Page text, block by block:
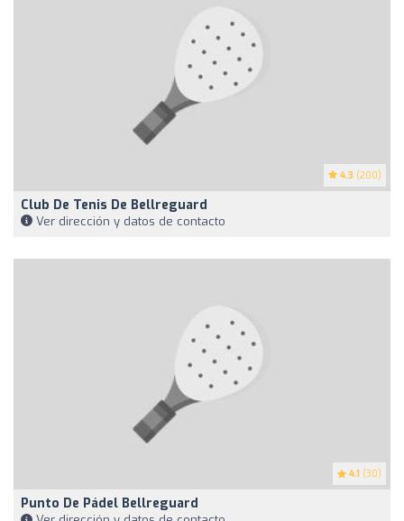
4.3 (200)
Club De Tenis De Bellreguard
Ver dirección y datos de contacto
4.1 (30)
Punto De Pádel Bellreguard